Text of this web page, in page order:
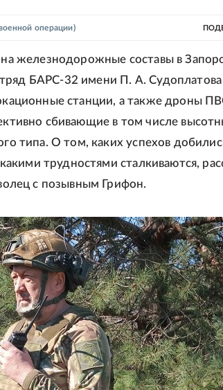
операции)
железнодорожные составы в
БАРС-32 имени П. А. Судоплатова
станции, а также дроны
сбивающие в том числе
типа. О том, каких успехов
трудностями сталкиваются,
с позывным Грифон.